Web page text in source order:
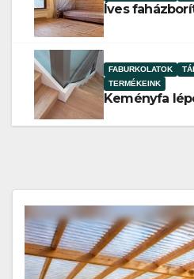
Íves
FABURKOLATOK
TERMÉKEINK
Keményfa